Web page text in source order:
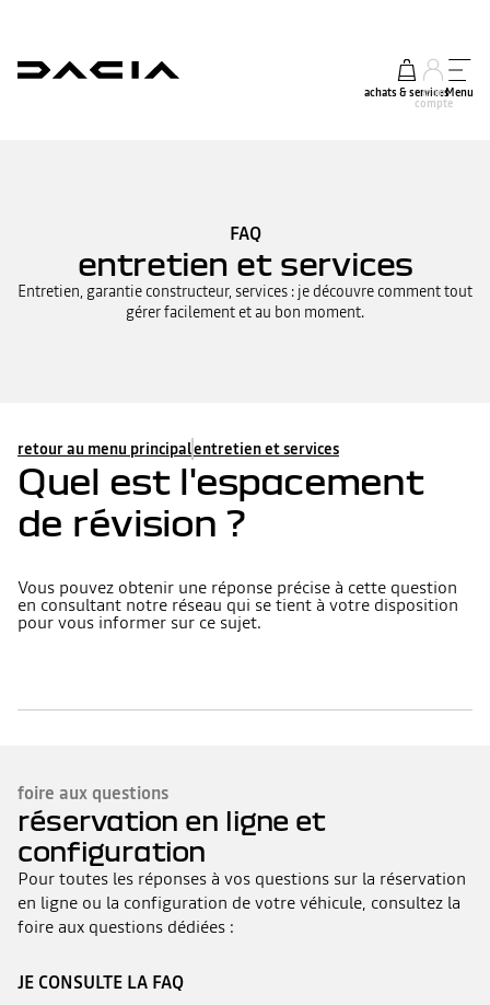
achats & services
mon
compte
Menu
FAQ
entretien et services
Entretien, garantie constructeur, services : je découvre comment tout
gérer facilement et au bon moment.
retour au menu principalentretien et services
Quel est l'espacement
de révision ?
Vous pouvez obtenir une réponse précise à cette question
en consultant notre réseau qui se tient à votre disposition
pour vous informer sur ce sujet.
foire aux questions
réservation en ligne et
configuration
Pour toutes les réponses à vos questions sur la réservation
en ligne ou la configuration de votre véhicule, consultez la
foire aux questions dédiées :
JE CONSULTE LA FAQ